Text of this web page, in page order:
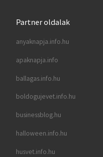
Partner oldalak
anyaknapja.info.hu
apaknapja.info
ballagas.info.hu
boldogujevet.info.hu
businessblog.hu
halloween.info.hu
husvet.info.hu